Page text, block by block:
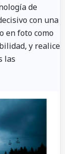
de
con una
en foto como
y realice
las